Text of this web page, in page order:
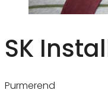
SK
Purmerend